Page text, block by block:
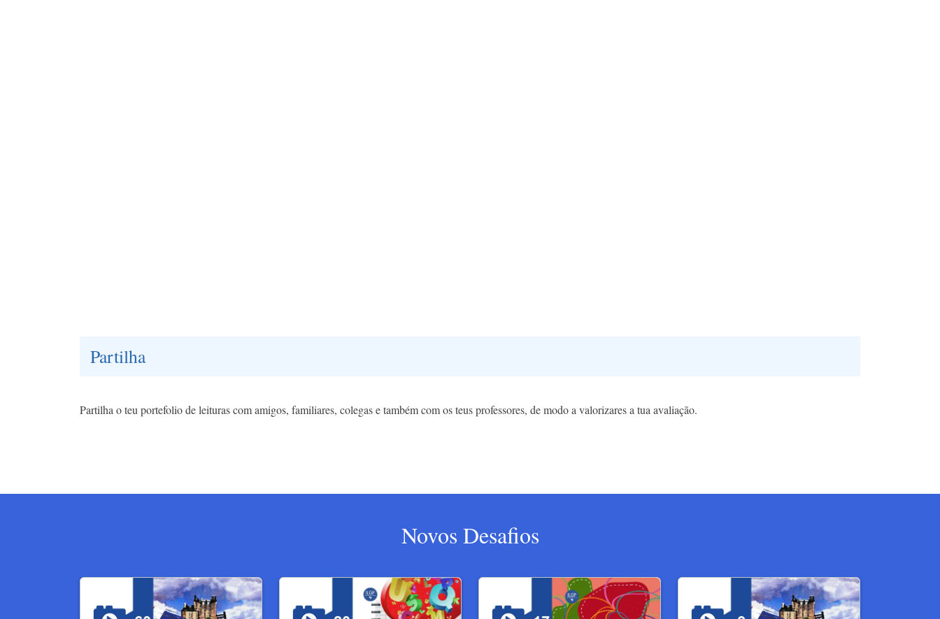
Partilha
Partilha o teu portefolio de leituras com amigos, familiares, colegas e também com os teus professores, de modo a valorizares a tua avaliação.
Novos Desafios